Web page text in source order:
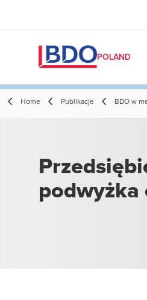
POLAND
Home Publikacje BDO w